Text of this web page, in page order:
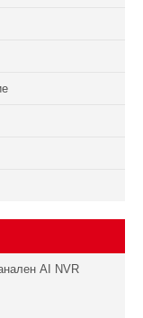
AI NVR